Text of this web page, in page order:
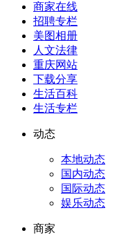
商家在线
招聘专栏
美图相册
人文法律
重庆网站
下载分享
生活百科
生活专栏
动态
本地动态
国内动态
国际动态
娱乐动态
商家